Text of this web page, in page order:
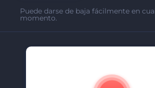
Puede darse de baja fácilmente en
momento.